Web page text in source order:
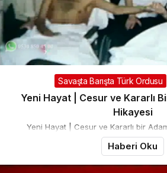
Savaşta Barışta Türk Ordusu
Yeni Hayat | Cesur ve Kararlı
Hikayesi
Yeni Hayat | Cesur ve Kararlı bir
Haberi Oku